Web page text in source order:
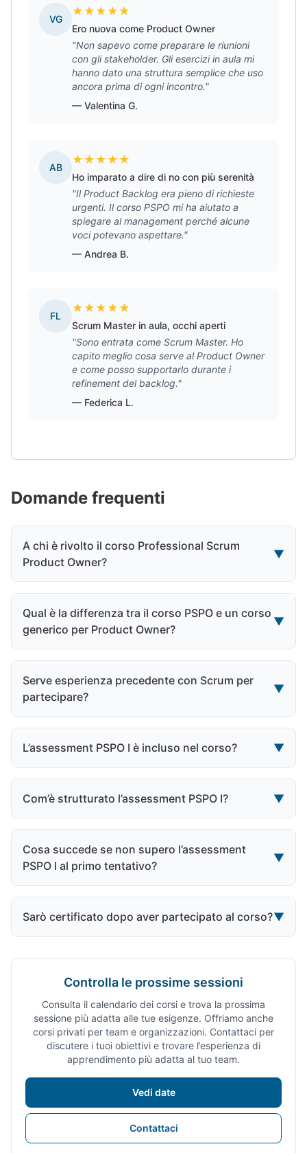
VG
★ ★ ★ ★ ★
Ero nuova come Product Owner
"Non sapevo come preparare le riunioni
con gli stakeholder. Gli esercizi in aula mi
hanno dato una struttura semplice che uso
ancora prima di ogni incontro."
— Valentina G.
AB
★ ★ ★ ★ ★
Ho imparato a dire di no con più serenità
"Il Product Backlog era pieno di richieste
urgenti. Il corso PSPO mi ha aiutato a
spiegare al management perché alcune
voci potevano aspettare."
— Andrea B.
FL
★ ★ ★ ★ ★
Scrum Master in aula, occhi aperti
"Sono entrata come Scrum Master. Ho
capito meglio cosa serve al Product Owner
e come posso supportarlo durante i
refinement del backlog."
— Federica L.
Domande frequenti
A chi è rivolto il corso Professional Scrum
Product Owner?
▼
Qual è la differenza tra il corso PSPO e un corso
generico per Product Owner?
▼
Serve esperienza precedente con Scrum per
partecipare?
▼
L’assessment PSPO I è incluso nel corso? ▼
Com’è strutturato l’assessment PSPO I? ▼
Cosa succede se non supero l’assessment
PSPO I al primo tentativo?
▼
Sarò certificato dopo aver partecipato al corso?▼
Controlla le prossime sessioni
Consulta il calendario dei corsi e trova la prossima
sessione più adatta alle tue esigenze. Offriamo anche
corsi privati per team e organizzazioni. Contattaci per
discutere i tuoi obiettivi e trovare l’esperienza di
apprendimento più adatta al tuo team.
Vedi date
Contattaci